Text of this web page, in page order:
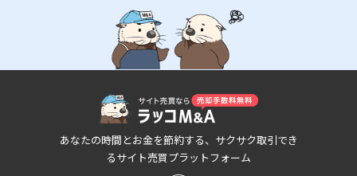
あなたの時間とお金を節約する、サクサク取引でき
るサイト売買プラットフォーム